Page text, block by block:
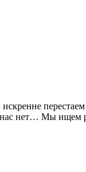
нас нет… Мы